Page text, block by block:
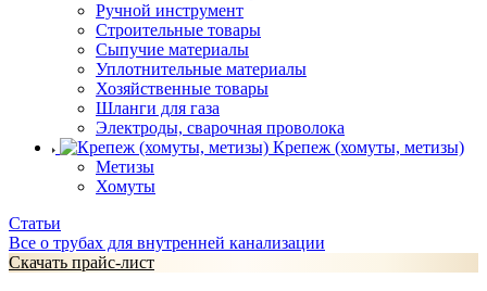
Ручной инструмент
Строительные товары
Сыпучие материалы
Уплотнительные материалы
Хозяйственные товары
Шланги для газа
Электроды, сварочная проволока
Крепеж (хомуты, метизы)
Метизы
Хомуты
Статьи
Все о трубах для внутренней канализации
Скачать прайс-лист